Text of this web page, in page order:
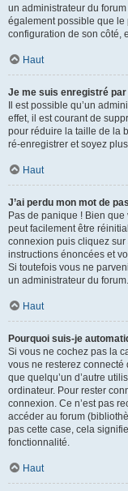
un administrateur du
également possible que le
configuration de son côté,
Haut
Je me suis enregistré
Il est possible qu’un
effet, il est courant de
pour réduire la taille de la
ré-enregistrer et soyez
Haut
J’ai perdu mon mot de
Pas de panique ! Bien
peut facilement être
connexion puis cliquez sur
instructions énoncées et
Si toutefois vous ne
un administrateur du forum.
Haut
Pourquoi suis-je
Si vous ne cochez pas la
vous ne resterez
que quelqu’un d’autre
ordinateur. Pour rester
connexion. Ce n’est pas
accéder au forum
pas cette case, cela
fonctionnalité.
Haut